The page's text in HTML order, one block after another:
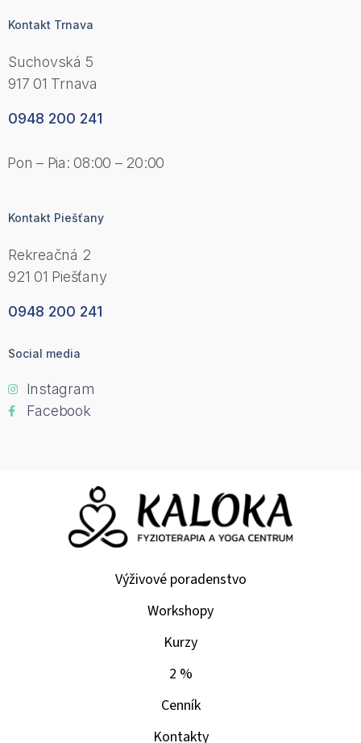
Kontakt Trnava
Suchovská 5
917 01 Trnava
0948 200 241
Pon – Pia: 08:00 – 20:00
Kontakt Piešťany
Rekreačná 2
921 01 Piešťany
0948 200 241
Social media
Instagram
Facebook
Výživové poradenstvo
Workshopy
Kurzy
2 %
Cenník
Kontakty